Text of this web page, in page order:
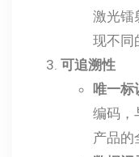
激光镭
现不同
可追溯性
唯一标
编码，
产品的